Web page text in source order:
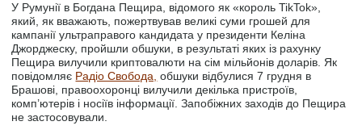
У Румунії в Богдана Пещира, відомого як «король TikTok»,
який, як вважають, пожертвував великі суми грошей для
кампанії ультраправого кандидата у президенти Келіна
Джорджеску, пройшли обшуки, в результаті яких із рахунку
Пещира вилучили криптовалюти на сім мільйонів доларів. Як
повідомляє Радіо Свобода, обшуки відбулися 7 грудня в
Брашові, правоохоронці вилучили декілька пристроїв,
комп’ютерів і носіїв інформації. Запобіжних заходів до Пещира
не застосовували.